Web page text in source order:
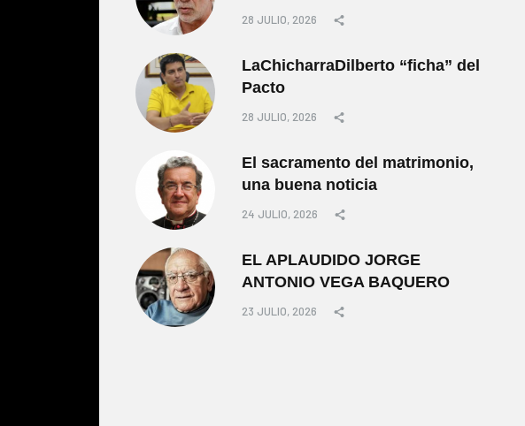
28 JULIO, 2026
LaChicharraDilberto “ficha” del
Pacto
28 JULIO, 2026
El sacramento del matrimonio,
una buena noticia
24 JULIO, 2026
EL APLAUDIDO JORGE
ANTONIO VEGA BAQUERO
23 JULIO, 2026